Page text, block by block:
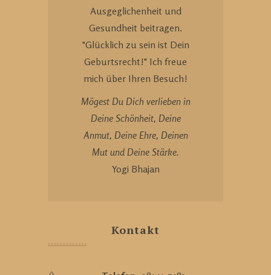
Ausgeglichenheit und
Gesundheit beitragen.
"Glücklich zu sein ist Dein
Geburtsrecht!" Ich freue
mich über Ihren Besuch!
Mögest Du Dich verlieben in
Deine Schönheit, Deine
Anmut, Deine Ehre, Deinen
Mut und Deine Stärke.
Yogi Bhajan
Kontakt